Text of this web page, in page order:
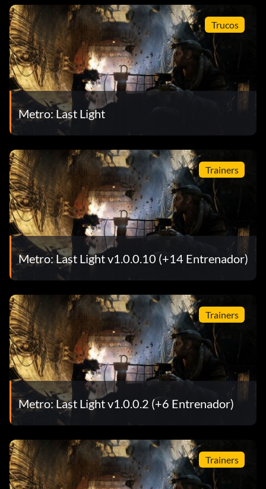
Trucos
Metro: Last Light
Trainers
Metro: Last Light v1.0.0.10 (+14 Entrenador)
Trainers
Metro: Last Light v1.0.0.2 (+6 Entrenador)
Trainers